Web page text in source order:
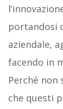
portandosi
aziendale,
facendo in
Perché
che questi